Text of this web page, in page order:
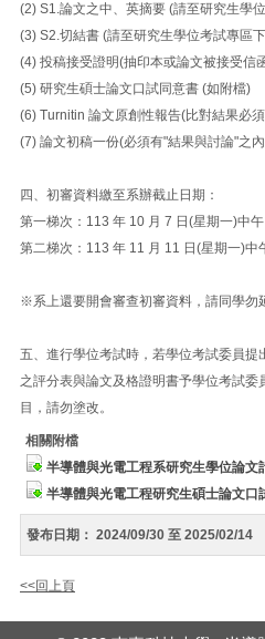
(2) S1.論文之中、英摘要 (請至研究生學
(3) S2.切結書 (請至研究生學位考試專區
(4) 投稿接受證明(抽印本或論文被接受信
(5) 研究生碩士論文口試同意書 (如附檔)
(6) Turnitin 論文原創性報告(比對結果必
(7) 論文初稿一份(必須有"結果與討論"之
四、初審資料繳至系辦截止日期：
第一梯次：113 年 10 月 7 日(星期一)中午
第二梯次：113 年 11 月 11 日(星期一)中
※系上還要開會審查初審資料，請同學勿
五、進行學位考試時，若學位考試委員
之評分表與論文及格證明書予學位考試
目，請勿塗改。
相關附檔
半導體與光電工程系研究生學位論文
半導體與光電工程研究生碩士論文口
發布日期： 2024/09/30 至 2025/02/14
<<回上頁